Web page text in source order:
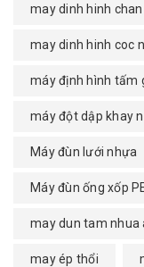
may dinh hinh
may dinh hinh coc
máy định hình tấm
máy đột dập khay
Máy đùn lưới nhựa
Máy đùn ống xốp
may dun tam nhua
may ép thổi